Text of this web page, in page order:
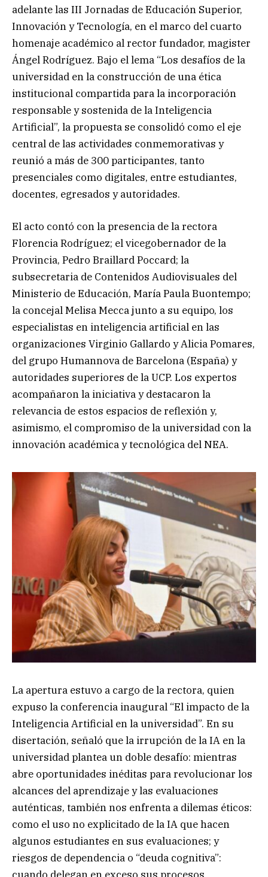
adelante las III Jornadas de Educación Superior,
Innovación y Tecnología, en el marco del cuarto
homenaje académico al rector fundador, magister
Ángel Rodríguez. Bajo el lema “Los desafíos de la
universidad en la construcción de una ética
institucional compartida para la incorporación
responsable y sostenida de la Inteligencia
Artificial”, la propuesta se consolidó como el eje
central de las actividades conmemorativas y
reunió a más de 300 participantes, tanto
presenciales como digitales, entre estudiantes,
docentes, egresados y autoridades.
El acto contó con la presencia de la rectora
Florencia Rodríguez; el vicegobernador de la
Provincia, Pedro Braillard Poccard; la
subsecretaria de Contenidos Audiovisuales del
Ministerio de Educación, María Paula Buontempo;
la concejal Melisa Mecca junto a su equipo, los
especialistas en inteligencia artificial en las
organizaciones Virginio Gallardo y Alicia Pomares,
del grupo Humannova de Barcelona (España) y
autoridades superiores de la UCP. Los expertos
acompañaron la iniciativa y destacaron la
relevancia de estos espacios de reflexión y,
asimismo, el compromiso de la universidad con la
innovación académica y tecnológica del NEA.
La apertura estuvo a cargo de la rectora, quien
expuso la conferencia inaugural “El impacto de la
Inteligencia Artificial en la universidad”. En su
disertación, señaló que la irrupción de la IA en la
universidad plantea un doble desafío: mientras
abre oportunidades inéditas para revolucionar los
alcances del aprendizaje y las evaluaciones
auténticas, también nos enfrenta a dilemas éticos:
como el uso no explicitado de la IA que hacen
algunos estudiantes en sus evaluaciones; y
riesgos de dependencia o “deuda cognitiva”: